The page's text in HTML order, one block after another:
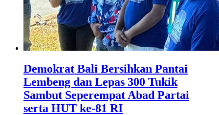
Demokrat Bali Bersihkan Pantai
Lembeng dan Lepas 300 Tukik
Sambut Seperempat Abad Partai
serta HUT ke-81 RI